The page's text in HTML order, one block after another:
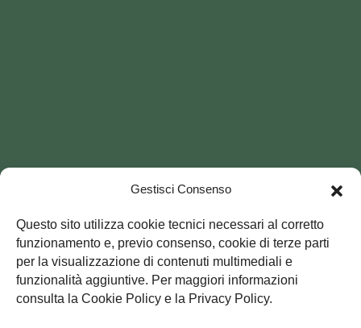
Gestisci Consenso
Questo sito utilizza cookie tecnici necessari al corretto
funzionamento e, previo consenso, cookie di terze parti
per la visualizzazione di contenuti multimediali e
funzionalità aggiuntive. Per maggiori informazioni
consulta la Cookie Policy e la Privacy Policy.